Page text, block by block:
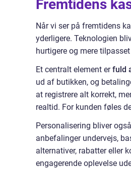
Fremtidens
Når vi ser på fremtidens
yderligere. Teknologien
hurtigere og mere
Et centralt element erfuld
ud af butikken, og
at registrere alt korrekt,
realtid. For kunden føles
Personalisering bliver
anbefalinger undervejs,
alternativer, rabatter eller
engagerende oplevelse